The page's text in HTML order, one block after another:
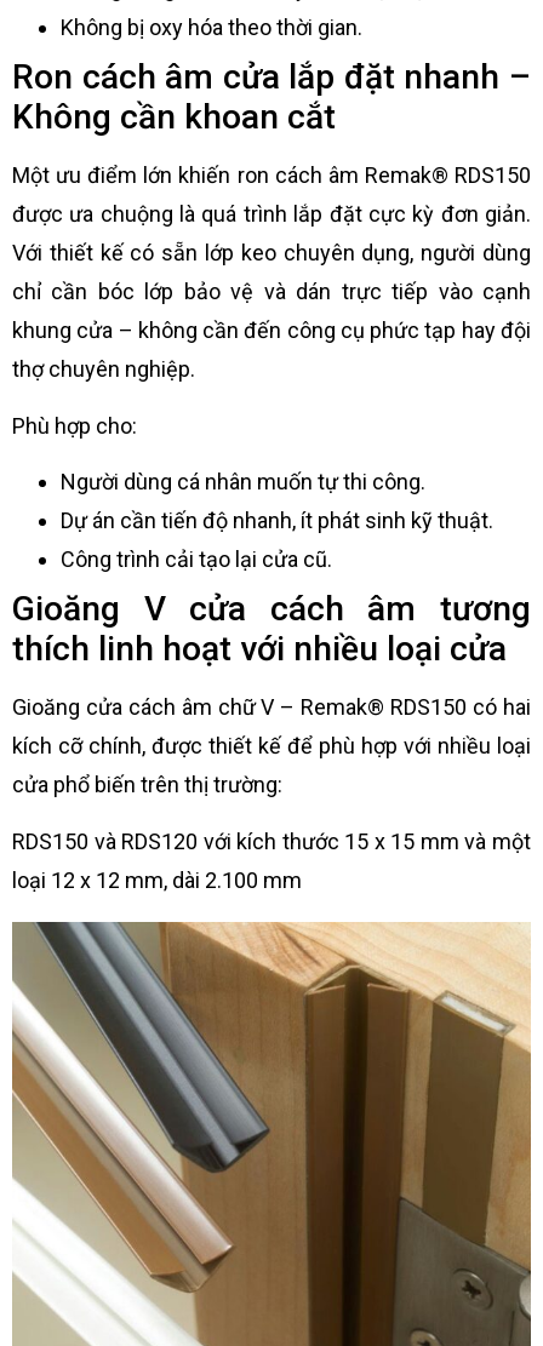
Không bị oxy hóa theo thời gian.
Ron cách âm cửa lắp đặt nhanh –
Không cần khoan cắt
Một ưu điểm lớn khiến ron cách âm Remak® RDS150
được ưa chuộng là quá trình lắp đặt cực kỳ đơn giản.
Với thiết kế có sẵn lớp keo chuyên dụng, người dùng
chỉ cần bóc lớp bảo vệ và dán trực tiếp vào cạnh
khung cửa – không cần đến công cụ phức tạp hay đội
thợ chuyên nghiệp.
Phù hợp cho:
Người dùng cá nhân muốn tự thi công.
Dự án cần tiến độ nhanh, ít phát sinh kỹ thuật.
Công trình cải tạo lại cửa cũ.
Gioăng V cửa cách âm tương
thích linh hoạt với nhiều loại cửa
Gioăng cửa cách âm chữ V – Remak® RDS150 có hai
kích cỡ chính, được thiết kế để phù hợp với nhiều loại
cửa phổ biến trên thị trường:
RDS150 và RDS120 với kích thước 15 x 15 mm và một
loại 12 x 12 mm, dài 2.100 mm